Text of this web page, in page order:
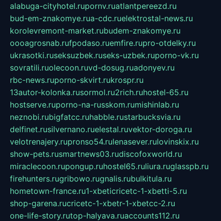
alabuga-cityhotel.rupornv.ruatlantpereezd.ru
bud-em-znakomye.rua-cdc.ruelektrostal-news.ru
korolevremont-market.rubudem-znakomye.ru
oooagrosnab.rufpodaso.ruemfire.rupro-otdelky.ru
ukrasotki.ruseksuzbek.ruseks-uzbek.ruporno-vk.ru
sovratili.ruolecoon.ruvd-dosug.ruadonyev.ru
rbc-news.ruporno-skvirt.rukrospr.ru
13autor-kolonka.rusormol.ru2rich.ruhostel-65.ru
hostserve.ruporno-na-russkom.rumishinlab.ru
neznobi.rubigfatcc.ruhabble.rustarbucksvia.ru
delfinet.rusilvernano.ruelestal.ruvektor-doroga.ru
velotrenajery.rupronso54.rulenasever.rulovinskix.ru
show-pets.rusmartnews03.rudiscofoxworld.ru
miraclecoon.rupongup.ruhostel65.ruliura.ruglasspb.ru
firehunters.rugribowo.rugnalis.rubulkitula.ru
hometown-france.ru1-xbeticricetc-1-xbetti-5.ru
shop-garena.rucricetc-1-xbetr-1-xbetcc-2.ru
one-life-story.rutop-halyava.ruaccounts112.ru